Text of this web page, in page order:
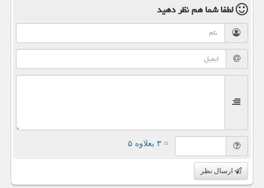
لطفا شما همنظر دهید
= ۳ بعلاوه ۵
ارسال نظر